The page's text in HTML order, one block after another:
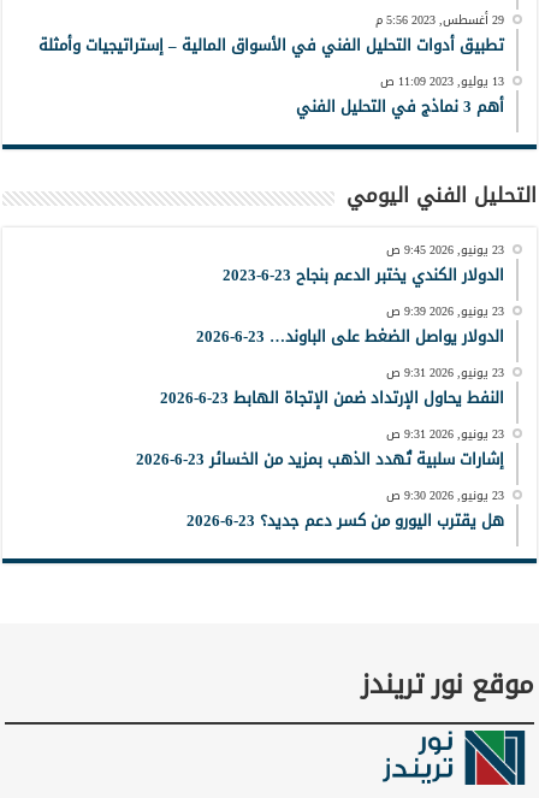
29 أغسطس, 2023 5:56 م
تطبيق أدوات التحليل الفني في الأسواق المالية – إستراتيجيات وأمثلة
13 يوليو, 2023 11:09 ص
أهم 3 نماذج في التحليل الفني
التحليل الفني اليومي
23 يونيو, 2026 9:45 ص
الدولار الكندي يختبر الدعم بنجاح 23-6-2023
23 يونيو, 2026 9:39 ص
الدولار يواصل الضغط على الباوند… 23-6-2026
23 يونيو, 2026 9:31 ص
النفط يحاول الإرتداد ضمن الإتجاة الهابط 23-6-2026
23 يونيو, 2026 9:31 ص
إشارات سلبية تُهدد الذهب بمزيد من الخسائر 23-6-2026
23 يونيو, 2026 9:30 ص
هل يقترب اليورو من كسر دعم جديد؟ 23-6-2026
موقع نور تريندز